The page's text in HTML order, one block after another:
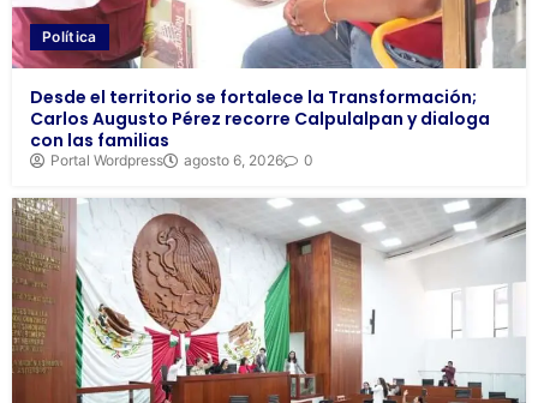
Política
Desde el territorio se fortalece la Transformación;
Carlos Augusto Pérez recorre Calpulalpan y dialoga
con las familias
Portal Wordpress agosto 6, 2026 0